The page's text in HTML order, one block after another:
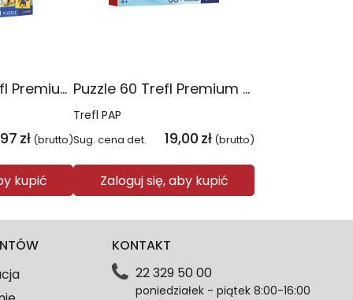
Puzzle 4x88 Trefl Premium Plus Kids Psia Straż Psi Patrol 34693
zł (brutto)
kupić
Puzzle 60 Trefl Premium Plus Kids Niesamowita przygoda Spidey Marvel 17429
Trefl PAP
Sug. cena det. 19,00 zł (brutto)
Zaloguj się, aby kupić
KONTAKT
22 329 50 00
poniedziałek - piątek 8:00-16:00